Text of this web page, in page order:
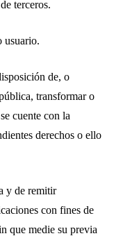
terceros.
usuario.
de, o
transformar o
cuente con la
derechos o ello
y de remitir
con fines de
que medie su previa